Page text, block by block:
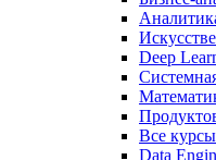
Deep
Все
Data